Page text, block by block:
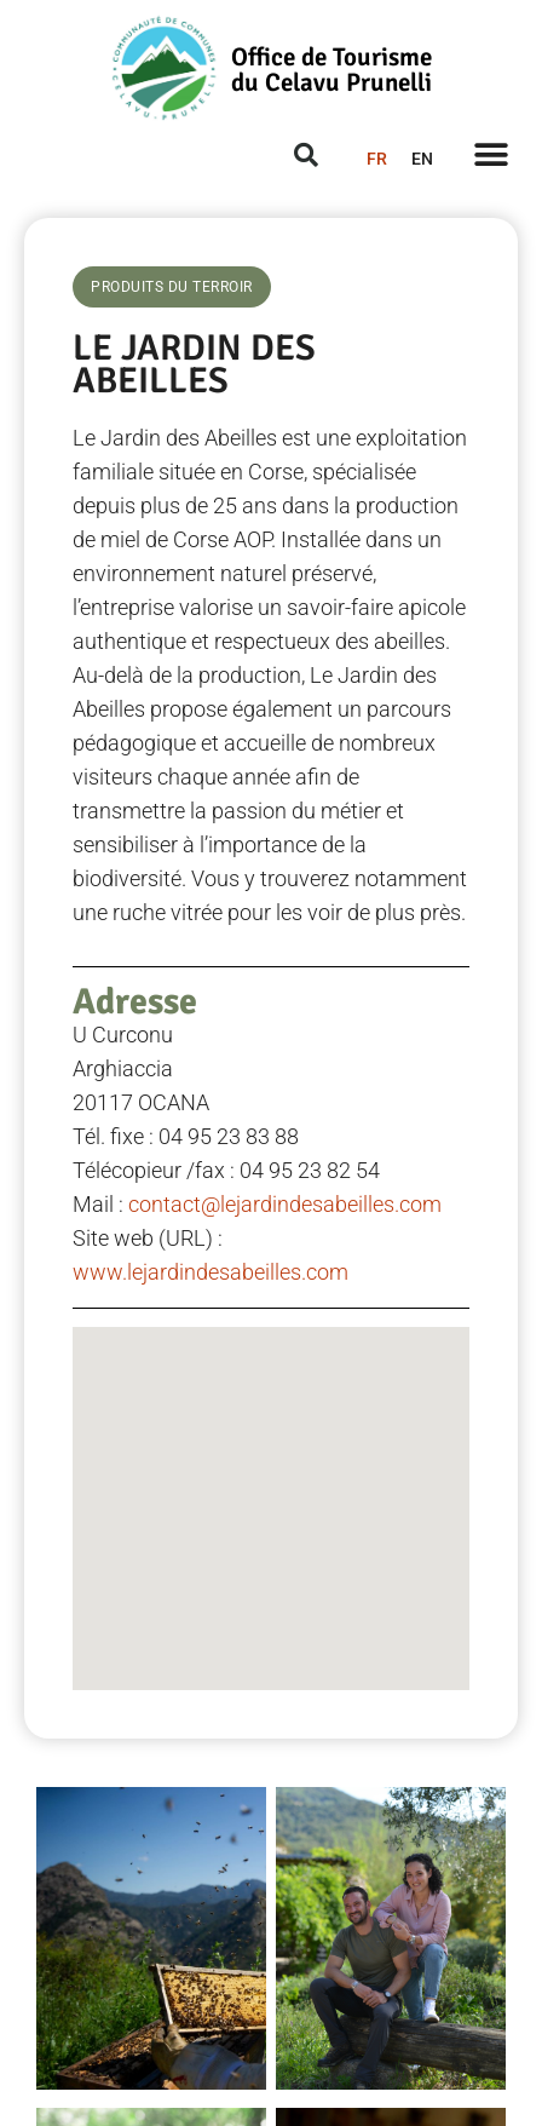
Office de Tourisme
du Celavu Prunelli
FR EN
PRODUITS DU TERROIR
LE JARDIN DES
ABEILLES
Le Jardin des Abeilles est une exploitation
familiale située en Corse, spécialisée
depuis plus de 25 ans dans la production
de miel de Corse AOP. Installée dans un
environnement naturel préservé,
l’entreprise valorise un savoir-faire apicole
authentique et respectueux des abeilles.
Au-delà de la production, Le Jardin des
Abeilles propose également un parcours
pédagogique et accueille de nombreux
visiteurs chaque année afin de
transmettre la passion du métier et
sensibiliser à l’importance de la
biodiversité. Vous y trouverez notamment
une ruche vitrée pour les voir de plus près.
Adresse
U Curconu
Arghiaccia
20117 OCANA
Tél. fixe : 04 95 23 83 88
Télécopieur /fax : 04 95 23 82 54
Mail : contact@lejardindesabeilles.com
Site web (URL) :
www.lejardindesabeilles.com